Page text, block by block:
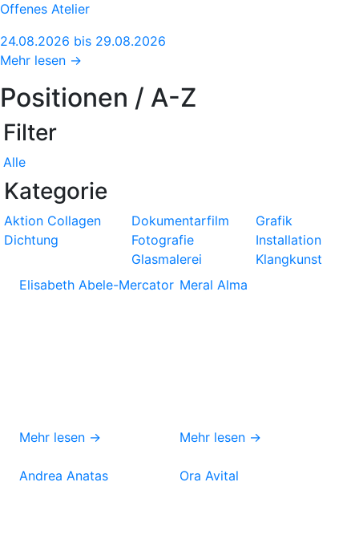
Offenes Atelier
24.08.2026 bis 29.08.2026
Mehr lesen →
Positionen / A-Z
Filter
Alle
Kategorie
Aktion Collagen
Dichtung
Dokumentarfilm
Fotografie
Glasmalerei
Grafik
Installation
Klangkunst
Elisabeth Abele-Mercator
Mehr lesen →
Meral Alma
Mehr lesen →
Andrea Anatas Ora Avital